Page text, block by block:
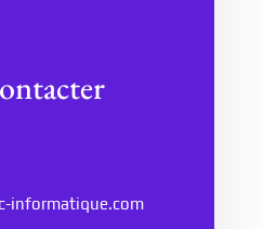
informatique.com